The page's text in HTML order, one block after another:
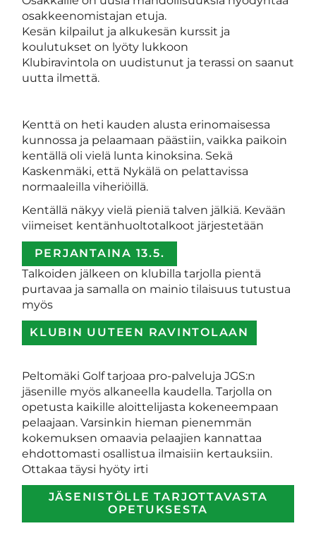
osakkeenomistajan etuja.
Kesän kilpailut ja alkukesän kurssit ja
koulutukset on lyöty lukkoon
Klubiravintola on uudistunut ja terassi on saanut
uutta ilmettä.
Kenttä on heti kauden alusta erinomaisessa
kunnossa ja pelaamaan päästiin, vaikka paikoin
kentällä oli vielä lunta kinoksina. Sekä
Kaskenmäki, että Nykälä on pelattavissa
normaaleilla viheriöillä.
Kentällä näkyy vielä pieniä talven jälkiä. Kevään
viimeiset kentänhuoltotalkoot järjestetään
PERJANTAINA 13.5.
Talkoiden jälkeen on klubilla tarjolla pientä
purtavaa ja samalla on mainio tilaisuus tutustua
myös
KLUBIN UUTEEN RAVINTOLAAN
Peltomäki Golf tarjoaa pro-palveluja JGS:n
jäsenille myös alkaneella kaudella. Tarjolla on
opetusta kaikille aloittelijasta kokeneempaan
pelaajaan. Varsinkin hieman pienemmän
kokemuksen omaavia pelaajien kannattaa
ehdottomasti osallistua ilmaisiin kertauksiin.
Ottakaa täysi hyöty irti
JÄSENISTÖLLE TARJOTTAVASTA
OPETUKSESTA